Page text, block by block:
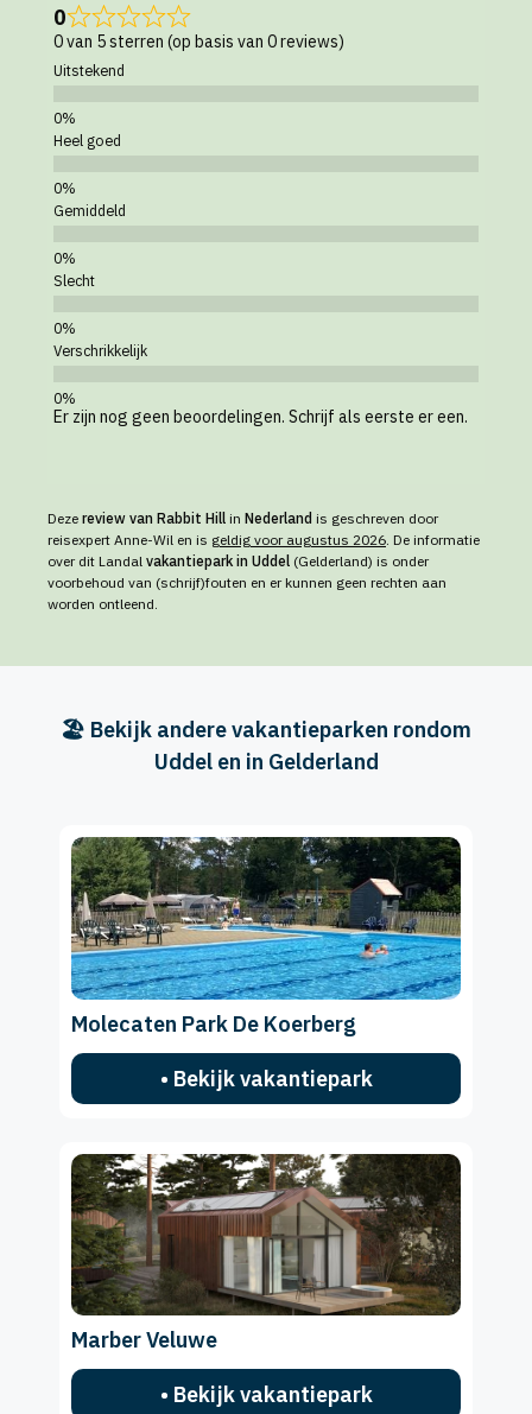
0
0 van 5 sterren (op basis van 0 reviews)
Uitstekend
Heel goed
Gemiddeld
Slecht
Verschrikkelijk
Er zijn nog geen beoordelingen. Schrijf als eerste er een.
Deze review van Rabbit Hill in Nederland is geschreven door
reisexpert Anne-Wil en is geldig voor augustus 2026 . De informatie
over dit Landal vakantiepark in Uddel (Gelderland) is onder
voorbehoud van (schrijf)fouten en er kunnen geen rechten aan
worden ontleend.
🏖️ Bekijk andere vakantieparken rondom
Uddel en in Gelderland
Molecaten Park De Koerberg
• Bekijk vakantiepark
Marber Veluwe
• Bekijk vakantiepark